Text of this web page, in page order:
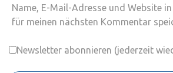
Name, E-Mail-Adresse und Website
für meinen nächsten Kommentar
Newsletter abonnieren (jederzeit